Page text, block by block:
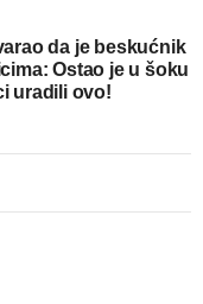
da je beskućnik
Ostao je u šoku
uradili ovo!